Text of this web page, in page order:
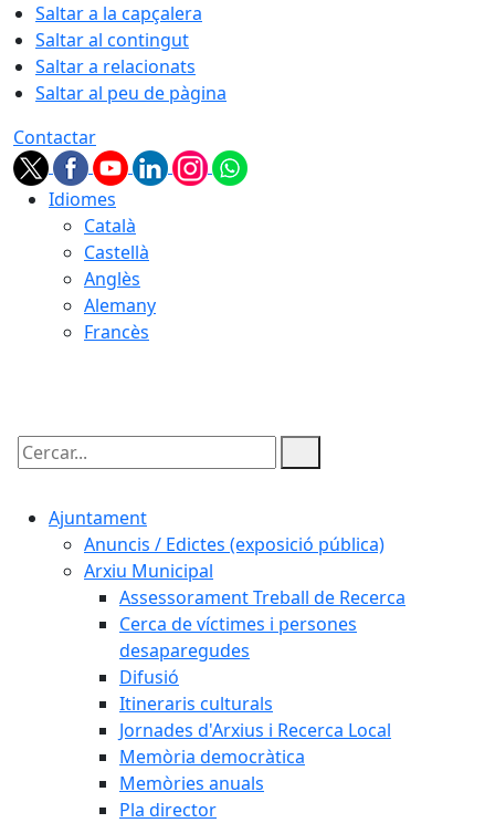
Saltar a la capçalera
Saltar al contingut
Saltar a relacionats
Saltar al peu de pàgina
Contactar
Idiomes
Català
Castellà
Anglès
Alemany
Francès
Cercar:
Ajuntament
Anuncis / Edictes (exposició pública)
Arxiu Municipal
Assessorament Treball de Recerca
Cerca de víctimes i persones
desaparegudes
Difusió
Itineraris culturals
Jornades d'Arxius i Recerca Local
Memòria democràtica
Memòries anuals
Pla director